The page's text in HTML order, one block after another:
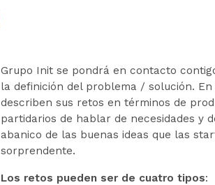
Grupo Init se pondrá en contacto
la definición del problema / solución.
describen sus retos en términos de
partidarios de hablar de necesidades y
abanico de las buenas ideas que las
sorprendente.
Los retos pueden ser de cuatro tipos: